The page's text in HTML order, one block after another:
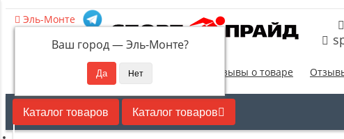
Эль-Монте
Ваш город —Эль-Монте?
Отзывы о товаре
Каталог товаров Каталог товаров